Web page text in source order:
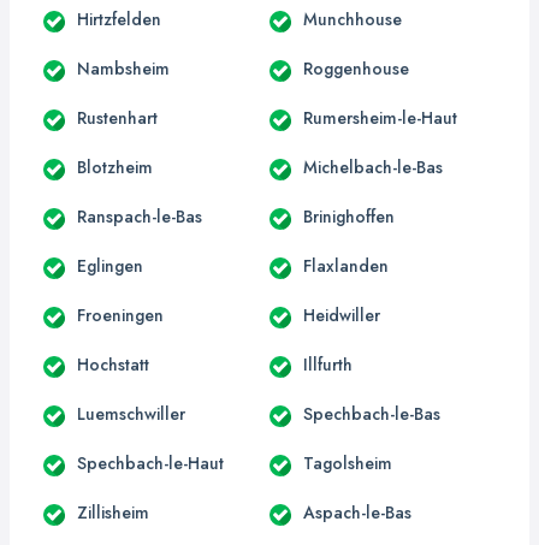
Hirtzfelden Munchhouse
Nambsheim Roggenhouse
Rustenhart Rumersheim-le-Haut
Blotzheim Michelbach-le-Bas
Ranspach-le-Bas Brinighoffen
Eglingen Flaxlanden
Froeningen Heidwiller
Hochstatt Illfurth
Luemschwiller Spechbach-le-Bas
Spechbach-le-Haut Tagolsheim
Zillisheim Aspach-le-Bas